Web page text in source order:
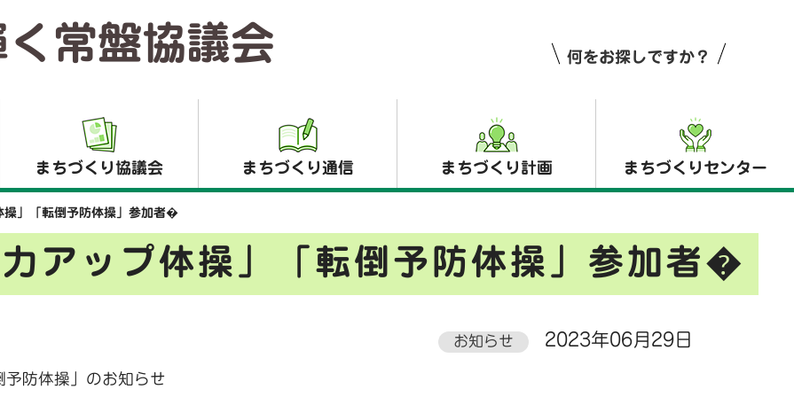
常盤協議会 何をお探しですか？
まちづくり協議会 まちづくり通信 まちづくり計画 まちづくりセンター
操」「転倒予防体操」参加者�
アップ体操」「転倒予防体操」参加者�
お知らせ 2023年06月29日
防体操」のお知らせ